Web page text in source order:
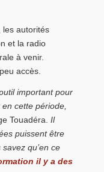
les autorités
et la radio
à venir.
accès.
important pour
cette période,
Touadéra. Il
puissent être
qu’en ce
il y a des